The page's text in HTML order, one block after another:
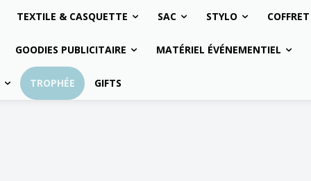
TEXTILE & CASQUETTE SAC STYLO COFFRET
GOODIES PUBLICITAIRE MATÉRIEL ÉVÉNEMENTIEL
TROPHÉE GIFTS